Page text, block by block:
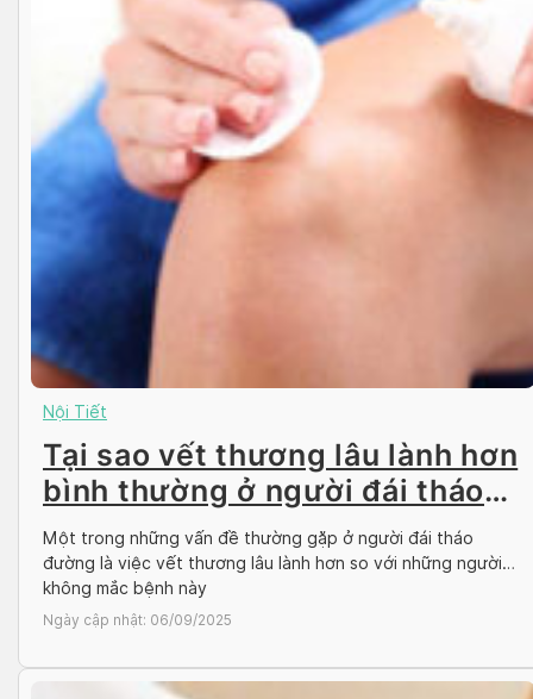
Nội Tiết
Tại sao vết thương lâu lành hơn
bình thường ở người đái tháo
đường?
Một trong những vấn đề thường gặp ở người đái tháo
đường là việc vết thương lâu lành hơn so với những người
không mắc bệnh này
Ngày cập nhật: 06/09/2025